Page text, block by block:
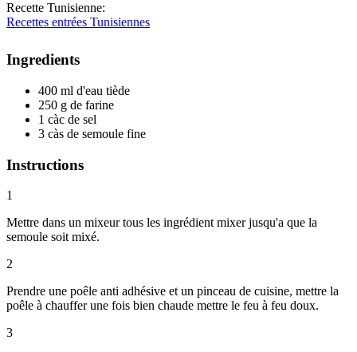
Recette Tunisienne:
Recettes entrées Tunisiennes
Ingredients
400 ml d'eau tiède
250 g de farine
1 càc de sel
3 càs de semoule fine
Instructions
1
Mettre dans un mixeur tous les ingrédient mixer jusqu'a que la
semoule soit mixé.
2
Prendre une poêle anti adhésive et un pinceau de cuisine, mettre la
poêle à chauffer une fois bien chaude mettre le feu à feu doux.
3